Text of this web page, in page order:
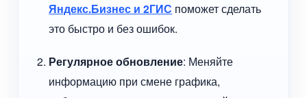
Яндекс.Бизнес и 2ГИС поможет сделать
это быстро и без ошибок.
Регулярное обновление: Меняйте
информацию при смене графика,